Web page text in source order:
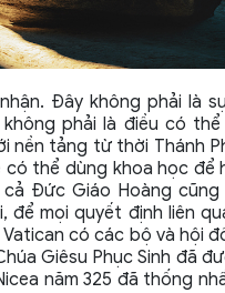
Đây không phải là
phải là điều có
nền tảng từ thời Thánh
thể dùng khoa học để
Đức Giáo Hoàng
mọi quyết định liên
có các bộ và hội
Giêsu Phục Sinh đã
năm 325 đã thống